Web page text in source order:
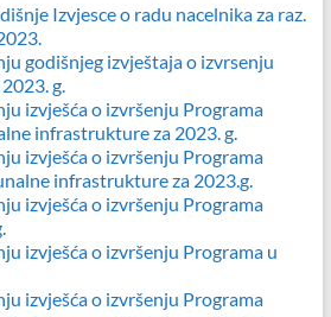
Izvjesce o radu nacelnika za raz.
godišnjeg izvještaja o izvrsenju
g.
izvješća o izvršenju Programa
infrastrukture za 2023. g.
izvješća o izvršenju Programa
infrastrukture za 2023.g.
izvješća o izvršenju Programa
izvješća o izvršenju Programa u
izvješća o izvršenju Programa